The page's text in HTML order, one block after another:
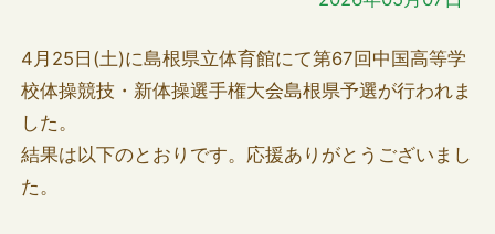
4月25日(土)に島根県立体育館にて第67回中国高等学
校体操競技・新体操選手権大会島根県予選が行われま
した。
結果は以下のとおりです。応援ありがとうございまし
た。